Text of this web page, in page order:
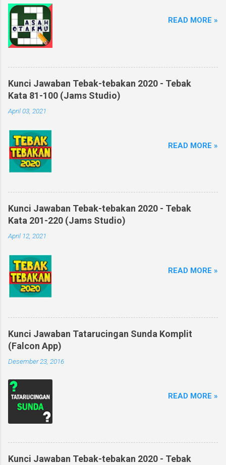
READ MORE »
Kunci Jawaban Tebak-tebakan 2020 - Tebak
Kata 81-100 (Jams Studio)
April 03, 2021
READ MORE »
Kunci Jawaban Tebak-tebakan 2020 - Tebak
Kata 201-220 (Jams Studio)
April 12, 2021
READ MORE »
Kunci Jawaban Tatarucingan Sunda Komplit
(Falcon App)
Desember 23, 2016
READ MORE »
Kunci Jawaban Tebak-tebakan 2020 - Tebak